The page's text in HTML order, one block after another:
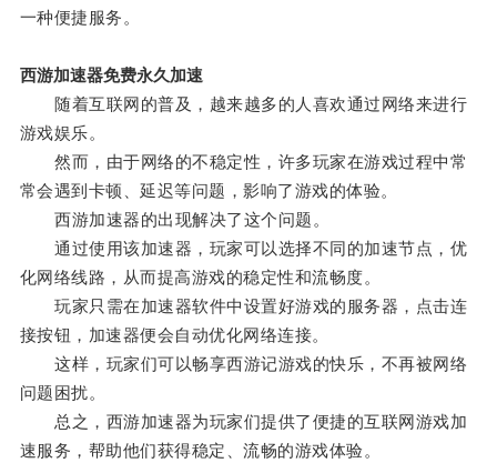
一种便捷服务。
西游加速器免费永久加速
随着互联网的普及，越来越多的人喜欢通过网络来进行
游戏娱乐。
然而，由于网络的不稳定性，许多玩家在游戏过程中常
常会遇到卡顿、延迟等问题，影响了游戏的体验。
西游加速器的出现解决了这个问题。
通过使用该加速器，玩家可以选择不同的加速节点，优
化网络线路，从而提高游戏的稳定性和流畅度。
玩家只需在加速器软件中设置好游戏的服务器，点击连
接按钮，加速器便会自动优化网络连接。
这样，玩家们可以畅享西游记游戏的快乐，不再被网络
问题困扰。
总之，西游加速器为玩家们提供了便捷的互联网游戏加
速服务，帮助他们获得稳定、流畅的游戏体验。